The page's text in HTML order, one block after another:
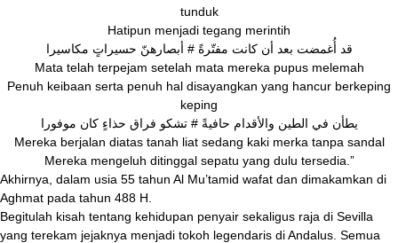
tunduk
Hatipun menjadi tegang merintih
قد أُغمضت بعد أن كانت مفتّرةً # أبصارهنّ حسيراتٍ مكاسيرا
Mata telah terpejam setelah mata mereka pupus melemah
Penuh keibaan serta penuh hal disayangkan yang hancur berkeping
keping
يطأن في الطين والأقدام حافيةً # تشكو فراق حذاءٍ كان موفورا
Mereka berjalan diatas tanah liat sedang kaki merka tanpa sandal
Mereka mengeluh ditinggal sepatu yang dulu tersedia.”
Akhirnya, dalam usia 55 tahun Al Mu’tamid wafat dan dimakamkan di
Aghmat pada tahun 488 H.
Begitulah kisah tentang kehidupan penyair sekaligus raja di Sevilla
yang terekam jejaknya menjadi tokoh legendaris di Andalus. Semua